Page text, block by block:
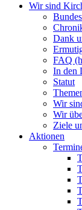
Wir sind
Dank
FAQ
In den
Statut
Wir
Wir
Ziele
Aktionen